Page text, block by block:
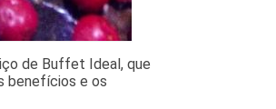
de Buffet Ideal, que
benefícios e os